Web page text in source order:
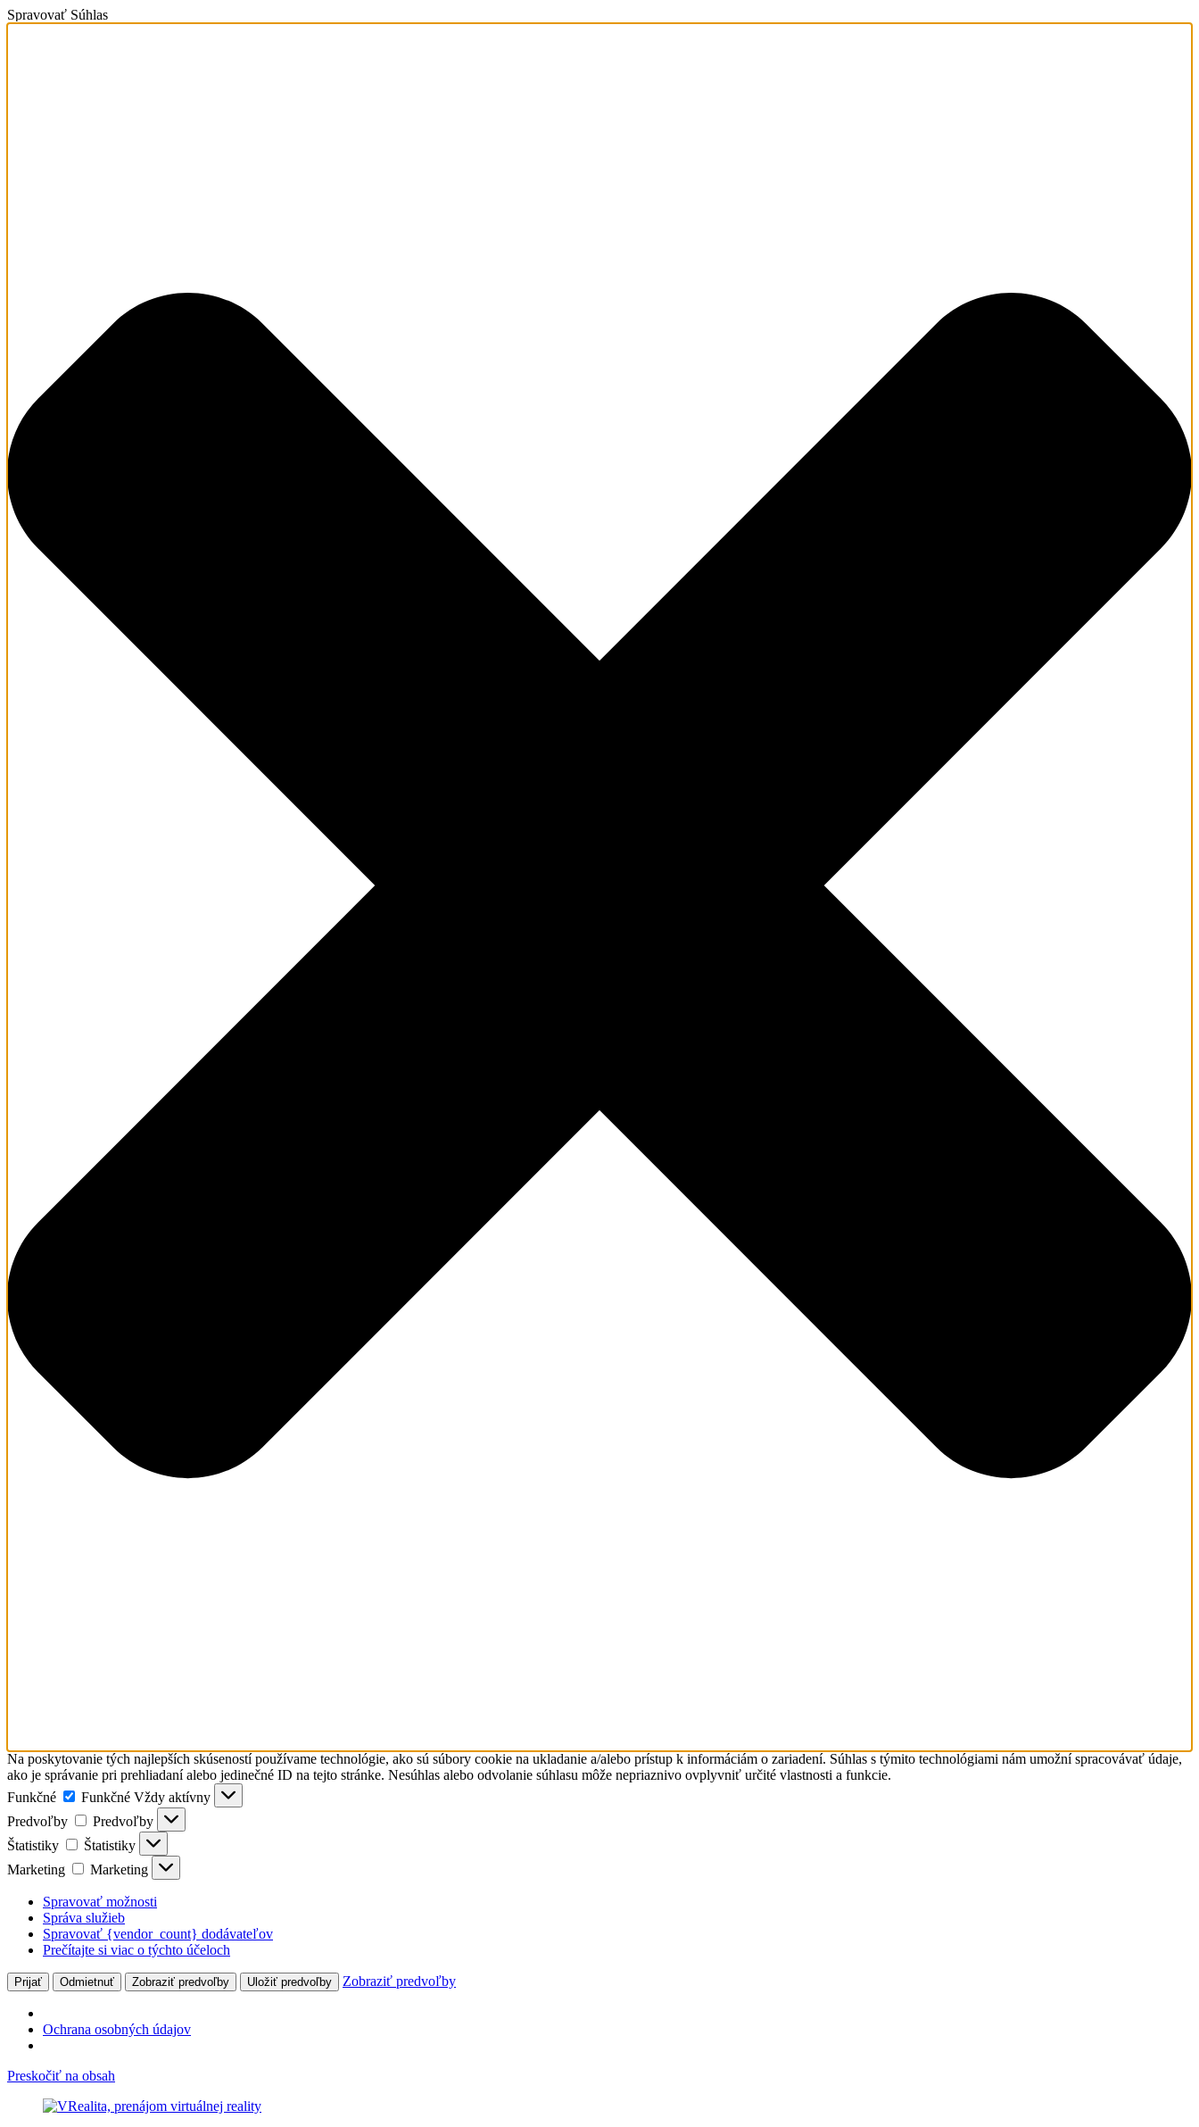
Spravovať Súhlas
Na poskytovanie tých najlepších skúseností používame technológie, ako sú súbory cookie na ukladanie a/alebo prístup k informáciám o zariadení. Súhlas s týmito technológiami nám umožní spracovávať údaje,
ako je správanie pri prehliadaní alebo jedinečné ID na tejto stránke. Nesúhlas alebo odvolanie súhlasu môže nepriaznivo ovplyvniť určité vlastnosti a funkcie.
Funkčné
Funkčné Vždy aktívny
Predvoľby
Predvoľby
Štatistiky
Štatistiky
Marketing
Marketing
Spravovať možnosti
Správa služieb
Spravovať {vendor_count} dodávateľov
Prečítajte si viac o týchto účeloch
Prijať Odmietnuť Zobraziť predvoľby Uložiť predvoľby Zobraziť predvoľby
Ochrana osobných údajov
Preskočiť na obsah